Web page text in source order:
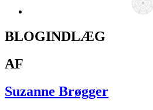
BLOGINDLÆG
AF
Suzanne Brøgger